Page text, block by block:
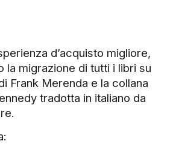
d’acquisto migliore,
la migrazione di tutti i libri su
Frank Merenda e la collana
tradotta in italiano da